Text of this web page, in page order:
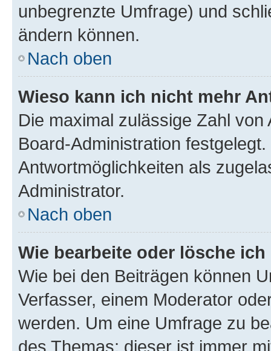
unbegrenzte Umfrage) und
ändern können.
Nach oben
Wieso kann ich nicht mehr
Die maximal zulässige Zahl
Board-Administration
Antwortmöglichkeiten als
Administrator.
Nach oben
Wie bearbeite oder lösche
Wie bei den Beiträgen können
Verfasser, einem Moderator
werden. Um eine Umfrage zu
des Themas; dieser ist immer